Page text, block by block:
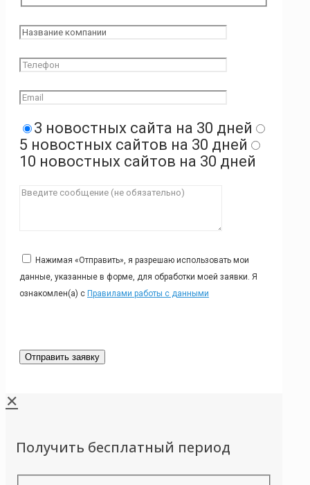
3 новостных сайта на 30 дней
5 новостных сайтов на 30 дней
10 новостных сайтов на 30 дней
Нажимая «Отправить», я разрешаю использовать мои
данные, указанные в форме, для обработки моей заявки. Я
ознакомлен(а) с Правилами работы с данными
✕
Получить бесплатный период